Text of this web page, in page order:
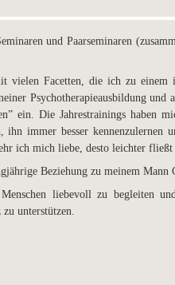
und Paarseminaren
vielen Facetten, die ich zu einem
Psychotherapieausbildung und
ein. Die Jahrestrainings haben
immer besser kennenzulernen
ich mich liebe, desto leichter fließt
Beziehung zu meinem Mann
liebevoll zu begleiten
zu unterstützen.